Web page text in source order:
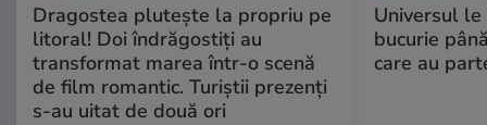
Dragostea plutește la propriu pe
litoral! Doi îndrăgostiți au
transformat marea într-o scenă
de film romantic. Turiștii prezenți
s-au uitat de două ori
Universul
bucurie
care au